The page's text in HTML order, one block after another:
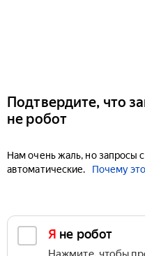
Подтвердите, что
не робот
Нам очень жаль, но запросы
автоматические.
Почему
Я не робот